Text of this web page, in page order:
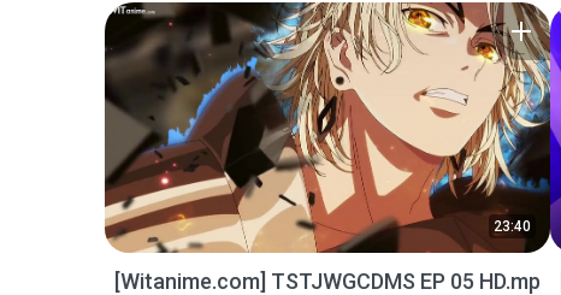
23:40
[Witanime.com] TSTJWGCDMS EP 05 HD.mp